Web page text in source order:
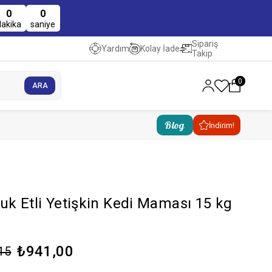
0 0
saniye
Yardım Kolay İade
Sipariş
Takip
0
Blog İndirim!
Etli Yetişkin Kedi Maması 15 kg
₺941,00